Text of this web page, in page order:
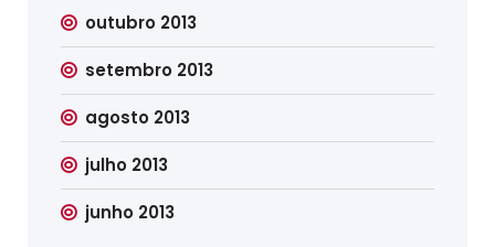
outubro 2013
setembro 2013
agosto 2013
julho 2013
junho 2013